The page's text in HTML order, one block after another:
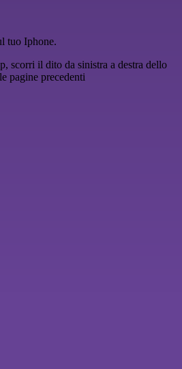
tuo Iphone.
scorri il dito da sinistra a destra dello
pagine precedenti